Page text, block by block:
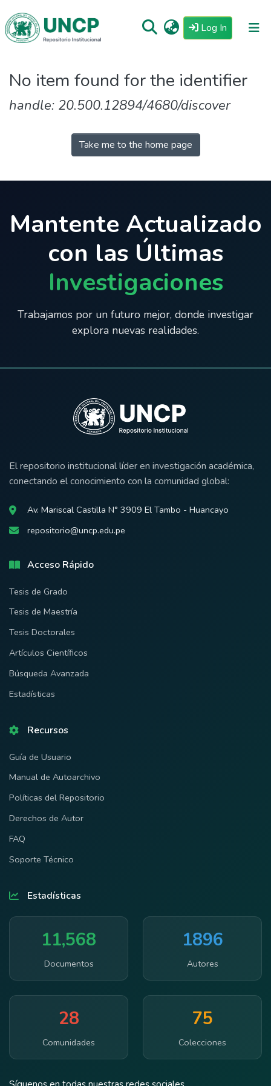
Log In (current)
Repositorio
Estadisticas
No item found for the identifier
handle: 20.500.12894/4680/discover
Take me to the home page
Mantente Actualizado
con las Últimas
Investigaciones
Trabajamos por un futuro mejor, donde investigar
explora nuevas realidades.
El repositorio institucional líder en investigación académica,
conectando el conocimiento con la comunidad global:
Av. Mariscal Castilla N° 3909 El Tambo - Huancayo
repositorio@uncp.edu.pe
Acceso Rápido
Tesis de Grado
Tesis de Maestría
Tesis Doctorales
Artículos Científicos
Búsqueda Avanzada
Estadísticas
Recursos
Guía de Usuario
Manual de Autoarchivo
Políticas del Repositorio
Derechos de Autor
FAQ
Soporte Técnico
Estadísticas
11,568
Documentos
1896
Autores
28
Comunidades
75
Colecciones